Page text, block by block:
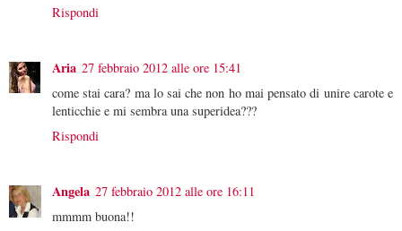
Rispondi
Aria 27 febbraio 2012 alle ore 15:41
come stai cara? ma lo sai che non ho mai pensato di unire carote e
lenticchie e mi sembra una superidea???
Rispondi
Angela 27 febbraio 2012 alle ore 16:11
mmmm buona!!